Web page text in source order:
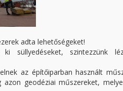
adta lehetőségeket!
süllyedéseket, szintezzünk
az építőiparban használt
geodéziai műszereket,